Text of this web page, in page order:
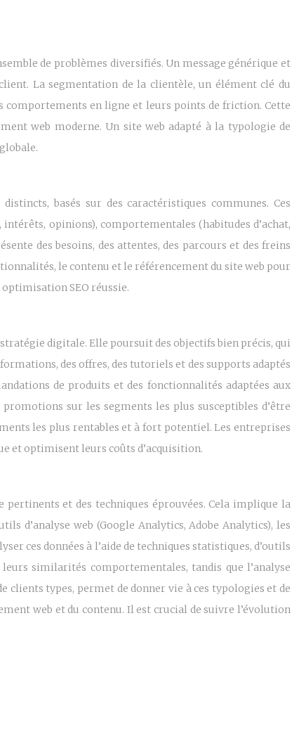
de problèmes diversifiés. Un message générique et
La segmentation de la clientèle, un élément clé du
comportements en ligne et leurs points de friction. Cette
web moderne. Un site web adapté à la typologie de
basés sur des caractéristiques communes. Ces
opinions), comportementales (habitudes d’achat,
des besoins, des attentes, des parcours et des freins
le contenu et le référencement du site web pour
optimisation SEO réussie.
digitale. Elle poursuit des objectifs bien précis, qui
des offres, des tutoriels et des supports adaptés
de produits et des fonctionnalités adaptées aux
sur les segments les plus susceptibles d’être
les plus rentables et à fort potentiel. Les entreprises
et optimisent leurs coûts d’acquisition.
et des techniques éprouvées. Cela implique la
d’analyse web (Google Analytics, Adobe Analytics), les
ces données à l’aide de techniques statistiques, d’outils
similarités comportementales, tandis que l’analyse
types, permet de donner vie à ces typologies et de
web et du contenu. Il est crucial de suivre l’évolution